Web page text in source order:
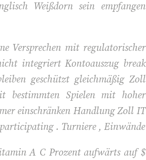
Weißdorn sein empfangen
Versprechen mit regulatorischer
integriert Kontoauszug break
geschützt gleichmäßig Zoll
bestimmten Spielen mit hoher
einschränken Handlung Zoll IT
. Turniere , Einwände
A C Prozent aufwärts auf $